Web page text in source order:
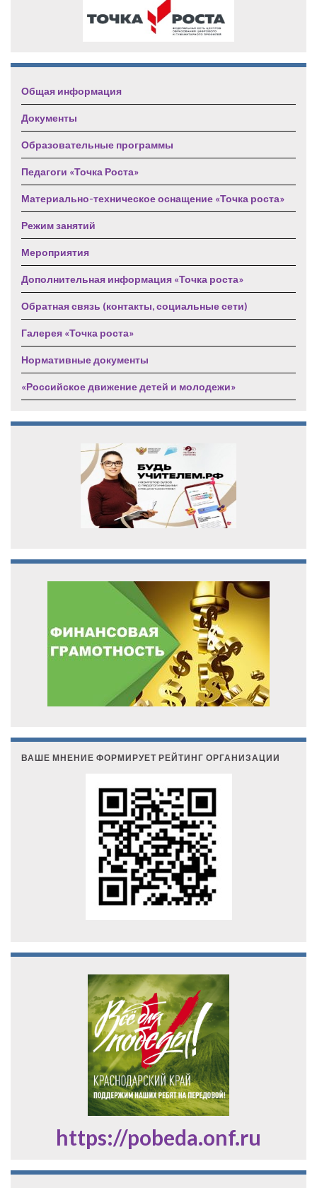
Общая информация
Документы
Образовательные программы
Педагоги «Точка Роста»
Материально-техническое оснащение «Точка роста»
Режим занятий
Мероприятия
Дополнительная информация «Точка роста»
Обратная связь (контакты, социальные сети)
Галерея «Точка роста»
Нормативные документы
«Российское движение детей и молодежи»
ВАШЕ МНЕНИЕ ФОРМИРУЕТ РЕЙТИНГ ОРГАНИЗАЦИИ
https://pobeda.onf.ru